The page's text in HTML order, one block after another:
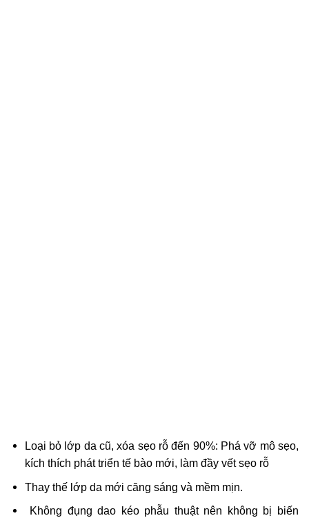
Loại bỏ lớp da cũ, xóa sẹo rỗ đến 90%: Phá vỡ mô sẹo,
kích thích phát triển tế bào mới, làm đầy vết sẹo rỗ
Thay thế lớp da mới căng sáng và mềm mịn.
Không đụng dao kéo phẫu thuật nên không bị biến